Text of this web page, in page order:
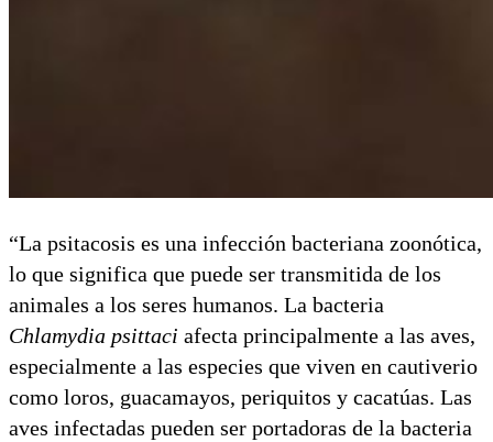
“La psitacosis es una infección bacteriana zoonótica,
lo que significa que puede ser transmitida de los
animales a los seres humanos. La bacteria
Chlamydia psittaci afecta principalmente a las aves,
especialmente a las especies que viven en cautiverio
como loros, guacamayos, periquitos y cacatúas. Las
aves infectadas pueden ser portadoras de la bacteria